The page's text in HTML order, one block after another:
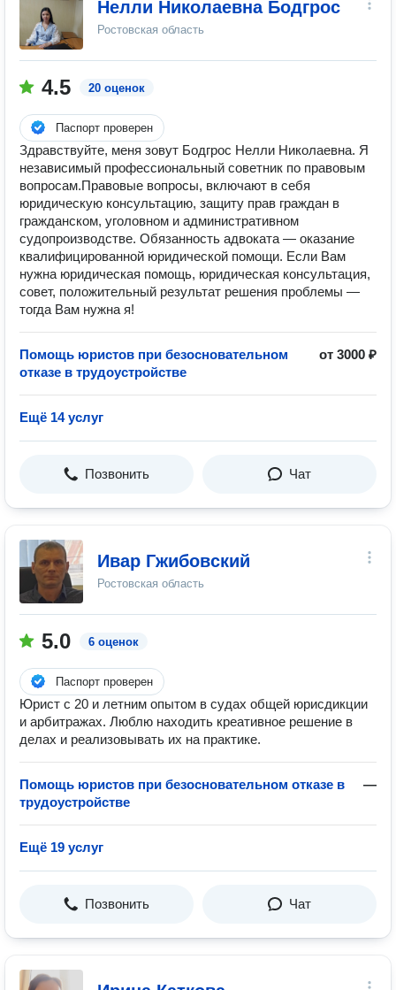
Нелли Николаевна Бодгрос
Ростовская область
4.5 20 оценок
Паспорт проверен
Здравствуйте, меня зовут Бодгрос Нелли Николаевна. Я
независимый профессиональный советник по правовым
вопросам.Правовые вопросы, включают в себя
юридическую консультацию, защиту прав граждан в
гражданском, уголовном и административном
судопроизводстве. Обязанность адвоката — оказание
квалифицированной юридической помощи. Если Вам
нужна юридическая помощь, юридическая консультация,
совет, положительный результат решения проблемы —
тогда Вам нужна я!
Помощь юристов при безосновательном
отказе в трудоустройстве
от 3000 ₽
Ещё 14 услуг
Позвонить Чат
Ивар Гжибовский
Ростовская область
5.0 6 оценок
Паспорт проверен
Юрист с 20 и летним опытом в судах общей юрисдикции
и арбитражах. Люблю находить креативное решение в
делах и реализовывать их на практике.
Помощь юристов при безосновательном отказе в
трудоустройстве
—
Ещё 19 услуг
Позвонить Чат